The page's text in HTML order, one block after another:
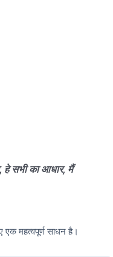
हे सभी का आधार, मैं
एक महत्वपूर्ण साधन है।